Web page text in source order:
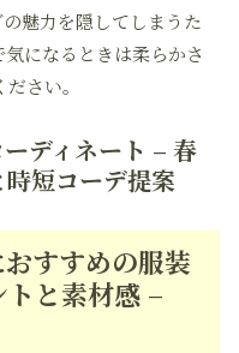
魅力を隠してしまうた
になるときは柔らかさ
さい。
ディネート – 春
短コーデ提案
すすめの服装
と素材感 –